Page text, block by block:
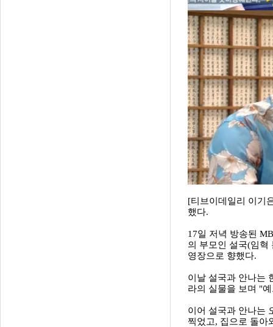
[티브이데일리 이기
했다.
17일 저녁 방송된
의 부모인 설국(임혁
영장으로 향했다.
이날 설국과 안나는
라의 실물을 보며 "
이어 설국과 안나는
찍었고, 집으로 돌아